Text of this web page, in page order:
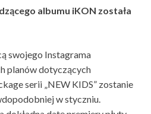
albumu iKON została
swojego Instagrama
planów dotyczących
serii „NEW KIDS” zostanie
w styczniu.